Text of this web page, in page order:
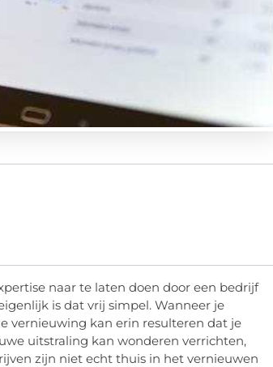
naar te laten doen door een bedrijf
is dat vrij simpel. Wanneer je
vernieuwing kan erin resulteren dat je
uitstraling kan wonderen verrichten,
zijn niet echt thuis in het vernieuwen